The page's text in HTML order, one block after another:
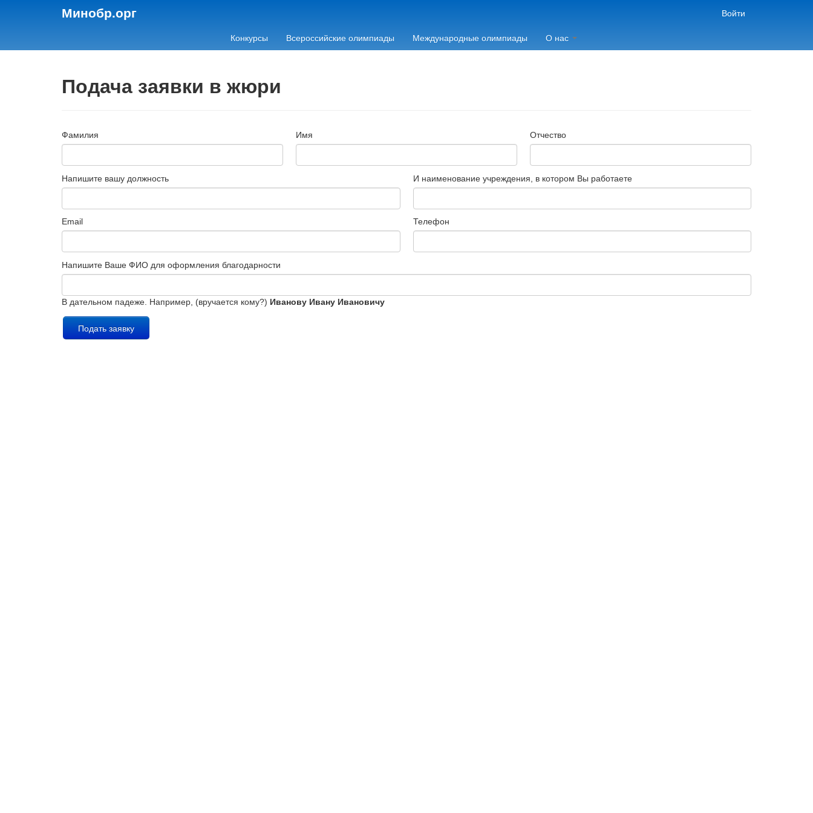
Минобр.орг Войти
Конкурсы Всероссийские олимпиады Международные олимпиады О нас
Подача заявки в жюри
Фамилия Имя Отчество
Напишите вашу должность И наименование учреждения, в котором Вы работаете
Email Телефон
Напишите Ваше ФИО для оформления благодарности
В дательном падеже. Например, (вручается кому?) Иванову Ивану Ивановичу
Подать заявку